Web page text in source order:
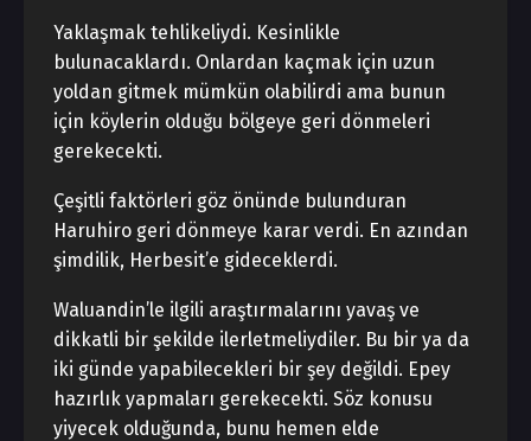
Yaklaşmak tehlikeliydi. Kesinlikle
bulunacaklardı. Onlardan kaçmak için uzun
yoldan gitmek mümkün olabilirdi ama bunun
için köylerin olduğu bölgeye geri dönmeleri
gerekecekti.
Çeşitli faktörleri göz önünde bulunduran
Haruhiro geri dönmeye karar verdi. En azından
şimdilik, Herbesit’e gideceklerdi.
Waluandin’le ilgili araştırmalarını yavaş ve
dikkatli bir şekilde ilerletmeliydiler. Bu bir ya da
iki günde yapabilecekleri bir şey değildi. Epey
hazırlık yapmaları gerekecekti. Söz konusu
yiyecek olduğunda, bunu hemen elde